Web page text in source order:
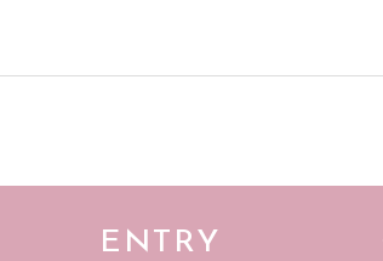
ENTRY